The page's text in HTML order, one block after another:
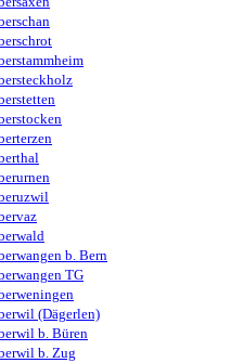
b. Bern
TG
(Dägerlen)
b. Büren
b. Zug